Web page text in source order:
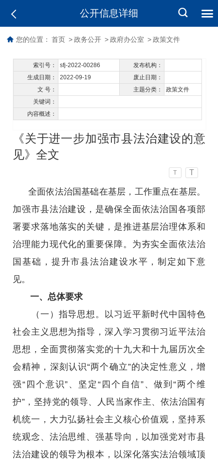
公开信息详细
您的位置： 首页 > 政务公开 > 政府办公室 > 政策文件
索引号： sfj-2022-00286
发布机构：
生成日期：
2022-09-19
废止日期：
文 号：
主题分类：
政策文件
关键词：
内容概述：
《关于进一步加强市县法治建设的意
见》全文
T T
全面依法治国基础在基层，工作重点在基层。
加强市县法治建设，是确保全面依法治国各项部
署要求落地落实的关键，是推进基层治理体系和
治理能力现代化的重要保障。为夯实全面依法治
国基础，提升市县法治建设水平，制定如下意
见。
一、总体要求
（一）指导思想。以习近平新时代中国特色
社会主义思想为指导，深入学习贯彻习近平法治
思想，全面贯彻落实党的十九大和十九届历次全
会精神，深刻认识“两个确立”的决定性意义，增
强“四个意识”、坚定“四个自信”、做到“两个维
护”，坚持党的领导、人民当家作主、依法治国有
机统一，大力弘扬社会主义核心价值观，坚持系
统观念、法治思维、强基导向，以加强党对市县
法治建设的领导为根本，以深化落实法治领域顶